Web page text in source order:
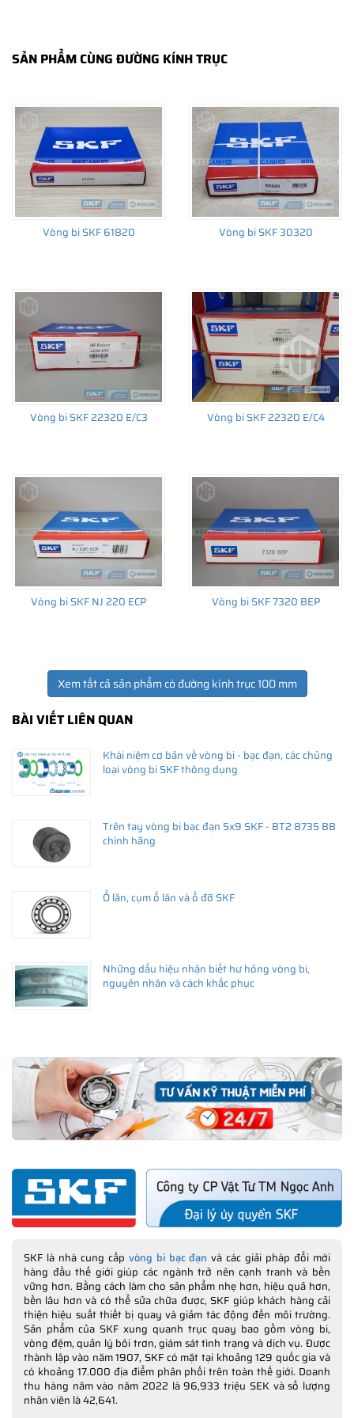
•Vòng bi SKF chính hãng, Những lưu ý cơ bản trước khi mua hàng
Xuất xứ vòng bi SKF chính hãng ở đâu?
•Chất lượng vòng bi SKF chính hãng
SẢN PHẨM CÙNG ĐƯỜNG KÍNH TRỤC
Vòng bi SKF 61820 Vòng bi SKF 30320
Vòng bi SKF 22320 E/C3 Vòng bi SKF 22320 E/C4
Vòng bi SKF NJ 220 ECP Vòng bi SKF 7320 BEP
Xem tất cả sản phẩm có đường kính trục 100 mm
BÀI VIẾT LIÊN QUAN
Khái niệm cơ bản về vòng bi - bạc đạn, các chủng
loại vòng bi SKF thông dụng
Trên tay vòng bi bạc đạn 5x9 SKF - BT2 8735 BB
chính hãng
Ổ lăn, cụm ổ lăn và ổ đỡ SKF
Những dấu hiệu nhận biết hư hỏng vòng bi,
nguyên nhân và cách khắc phục
SKF là nhà cung cấp vòng bi bạc đạn và các giải pháp đổi mới
hàng đầu thế giới giúp các ngành trở nên cạnh tranh và bền
vững hơn. Bằng cách làm cho sản phẩm nhẹ hơn, hiệu quả hơn,
bền lâu hơn và có thể sửa chữa được, SKF giúp khách hàng cải
thiện hiệu suất thiết bị quay và giảm tác động đến môi trường.
Sản phẩm của SKF xung quanh trục quay bao gồm vòng bi,
vòng đệm, quản lý bôi trơn, giám sát tình trạng và dịch vụ. Được
thành lập vào năm 1907, SKF có mặt tại khoảng 129 quốc gia và
có khoảng 17.000 địa điểm phân phối trên toàn thế giới. Doanh
thu hàng năm vào năm 2022 là 96,933 triệu SEK và số lượng
nhân viên là 42,641.